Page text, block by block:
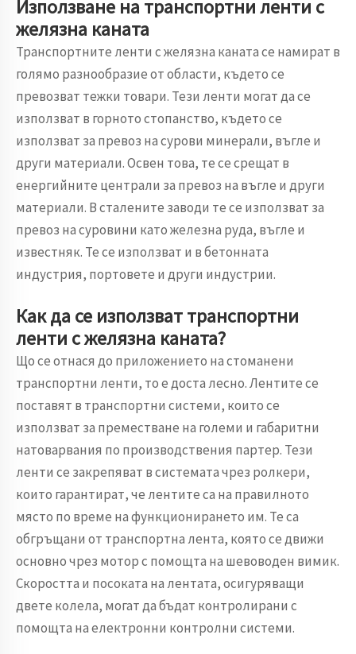
Използване на транспортни ленти с
желязна каната
Транспортните ленти с желязна каната се намират в
голямо разнообразие от области, където се
превозват тежки товари. Тези ленти могат да се
използват в горното стопанство, където се
използват за превоз на сурови минерали, въгле и
други материали. Освен това, те се срещат в
енергийните централи за превоз на въгле и други
материали. В сталените заводи те се използват за
превоз на суровини като железна руда, въгле и
известняк. Те се използват и в бетонната
индустрия, портовете и други индустрии.
Как да се използват транспортни
ленти с желязна каната?
Що се отнася до приложението на стоманени
транспортни ленти, то е доста лесно. Лентите се
поставят в транспортни системи, които се
използват за преместване на големи и габаритни
натоварвания по производствения партер. Тези
ленти се закрепяват в системата чрез ролкери,
които гарантират, че лентите са на правилното
място по време на функционирането им. Те са
обгръщани от транспортна лента, която се движи
основно чрез мотор с помощта на шевоводен вимик.
Скоростта и посоката на лентата, осигуряващи
двете колела, могат да бъдат контролирани с
помощта на електронни контролни системи.